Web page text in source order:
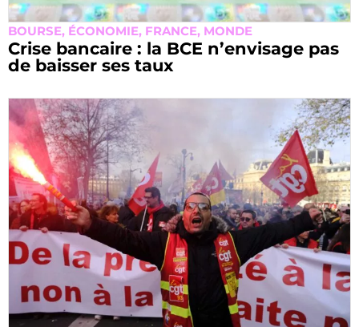
BOURSE, ÉCONOMIE, FRANCE, MONDE
Crise bancaire : la BCE n’envisage pas
de baisser ses taux